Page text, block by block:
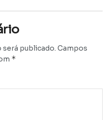
será publicado. Campos
*